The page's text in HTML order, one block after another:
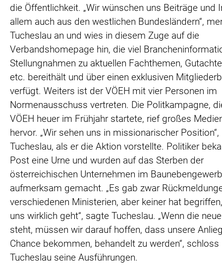
die Öffentlichkeit. „Wir wünschen uns Beiträge und
allem auch aus den westlichen Bundesländern“,
Tucheslau an und wies in diesem Zuge auf die
Verbandshomepage hin, die viel
Stellungnahmen zu aktuellen Fachthemen,
etc. bereithält und über einen exklusiven
verfügt. Weiters ist der VÖEH mit vier Personen im
Normenausschuss vertreten. Die Politkampagne,
VÖEH heuer im Frühjahr startete, rief großes
hervor. „Wir sehen uns in missionarischer
Tucheslau, als er die Aktion vorstellte. Politiker
Post eine Urne und wurden auf das Sterben der
österreichischen Unternehmen im
aufmerksam gemacht. „Es gab zwar
verschiedenen Ministerien, aber keiner hat
uns wirklich geht“, sagte Tucheslau. „Wenn die
steht, müssen wir darauf hoffen, dass unsere
Chance bekommen, behandelt zu werden“, schloss
Tucheslau seine Ausführungen.